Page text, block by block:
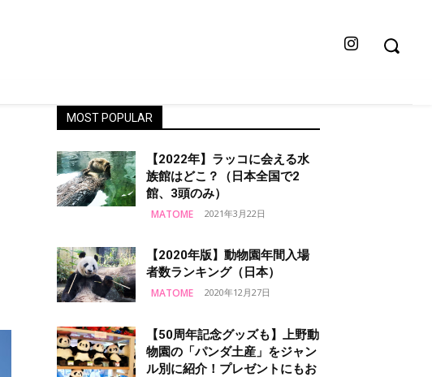
MOST POPULAR
【2022年】ラッコに会える水
族館はどこ？（日本全国で2
館、3頭のみ）
MATOME 2021年3月22日
【2020年版】動物園年間入場
者数ランキング（日本）
MATOME 2020年12月27日
【50周年記念グッズも】上野動
物園の「パンダ土産」をジャン
ル別に紹介！プレゼントにもお